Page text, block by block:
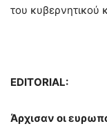
του κυβερνητικού
EDITORIAL:
Άρχισαν οι